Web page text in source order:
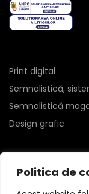
Politica de
Print digital
Semnalistică,
Semnalistică
Design grafic